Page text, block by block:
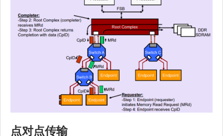
点对点传输